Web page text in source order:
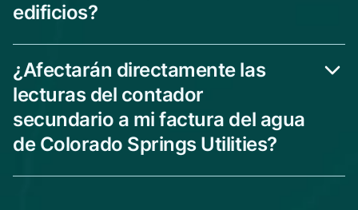
edificios?
¿Afectarán directamente las
lecturas del contador
secundario a mi factura del agua
de Colorado Springs Utilities?